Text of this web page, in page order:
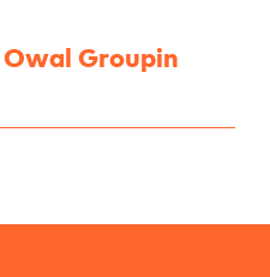
Groupin